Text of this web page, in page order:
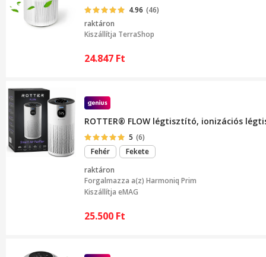
4.96 (46)
raktáron
Kiszállítja TerraShop
24.847 Ft
ROTTER® FLOW légtisztító, ionizációs
5 (6)
Fehér
Fekete
raktáron
Forgalmazza a(z) Harmoniq Prim
Kiszállítja eMAG
25.500 Ft